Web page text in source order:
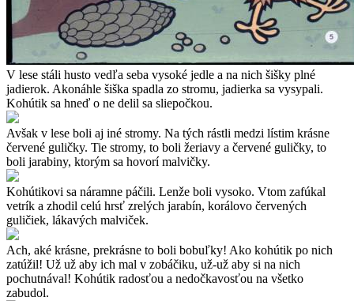
V lese stáli husto vedľa seba vysoké jedle a na nich šišky plné
jadierok. Akonáhle šiška spadla zo stromu, jadierka sa vysypali.
Kohútik sa hneď o ne delil sa sliepočkou.
Avšak v lese boli aj iné stromy. Na tých rástli medzi lístim krásne
červené guličky. Tie stromy, to boli žeriavy a červené guličky, to
boli jarabiny, ktorým sa hovorí malvičky.
Kohútikovi sa náramne páčili. Lenže boli vysoko. Vtom zafúkal
vetrík a zhodil celú hrsť zrelých jarabín, korálovo červených
guličiek, lákavých malviček.
Ach, aké krásne, prekrásne to boli bobuľky! Ako kohútik po nich
zatúžil! Už už aby ich mal v zobáčiku, už-už aby si na nich
pochutnával! Kohútik radosťou a nedočkavosťou na všetko
zabudol.